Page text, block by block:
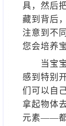
具，然后
藏到背后
注意到不
您会培养
当宝宝1
感到特别
们可以自
拿起物体
元素——都